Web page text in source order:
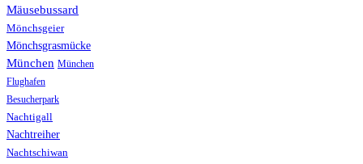
Mäusebussard
Mönchsgeier
Mönchsgrasmücke
München München
Flughafen
Besucherpark
Nachtigall
Nachtreiher
Nachtschiwan